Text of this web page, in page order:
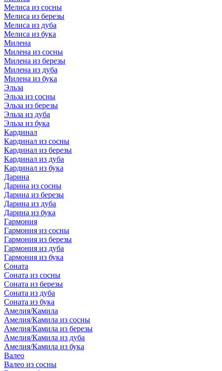
Мелиса из сосны
Мелиса из березы
Мелиса из дуба
Мелиса из бука
Милена
Милена из сосны
Милена из березы
Милена из дуба
Милена из бука
Эльза
Эльза из сосны
Эльза из березы
Эльза из дуба
Эльза из бука
Кардинал
Кардинал из сосны
Кардинал из березы
Кардинал из дуба
Кардинал из бука
Дарина
Дарина из сосны
Дарина из березы
Дарина из дуба
Дарина из бука
Гармония
Гармония из сосны
Гармония из березы
Гармония из дуба
Гармония из бука
Соната
Соната из сосны
Соната из березы
Соната из дуба
Соната из бука
Амелия/Камила
Амелия/Камила из сосны
Амелия/Камила из березы
Амелия/Камила из дуба
Амелия/Камила из бука
Валео
Валео из сосны